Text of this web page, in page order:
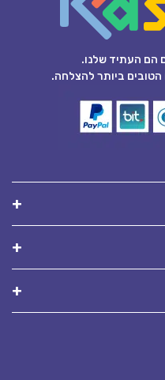
הם העתיד שלנו.
ביותר להצלחה.